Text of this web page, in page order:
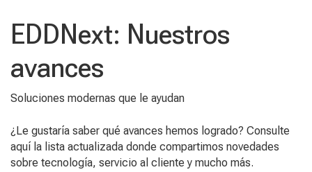
EDDNext: Nuestros
avances
Soluciones modernas que le ayudan
¿Le gustaría saber qué avances hemos logrado? Consulte
aquí la lista actualizada donde compartimos novedades
sobre tecnología, servicio al cliente y mucho más.